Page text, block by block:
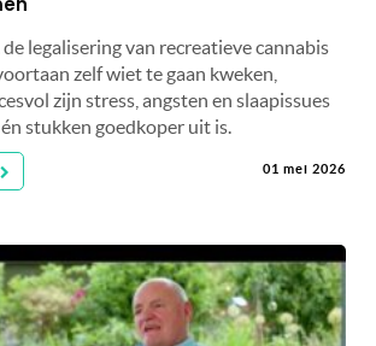
de legalisering van recreatieve cannabis
zelf wiet te gaan kweken,
zijn stress, angsten en slaapissues
stukken goedkoper uit is.
01 mei 2026